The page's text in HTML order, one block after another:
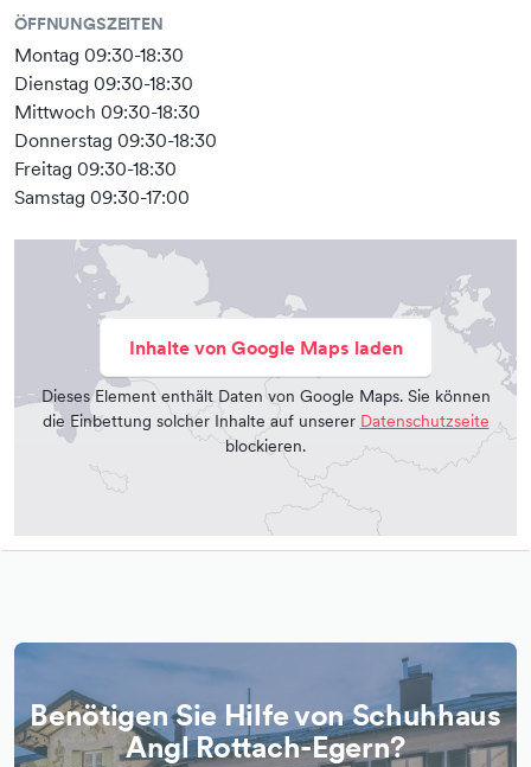
ÖFFNUNGSZEITEN
Montag 09:30-18:30
Dienstag 09:30-18:30
Mittwoch 09:30-18:30
Donnerstag 09:30-18:30
Freitag 09:30-18:30
Samstag 09:30-17:00
Inhalte von Google Maps laden
Dieses Element enthält Daten von Google Maps. Sie können
die Einbettung solcher Inhalte auf unserer Datenschutzseite
blockieren.
Benötigen Sie Hilfe von Schuhhaus
Angl Rottach-Egern?